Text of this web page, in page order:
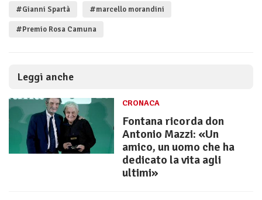
#Gianni Spartà #marcello morandini
#Premio Rosa Camuna
Leggi anche
CRONACA
Fontana ricorda don
Antonio Mazzi: «Un
amico, un uomo che ha
dedicato la vita agli
ultimi»